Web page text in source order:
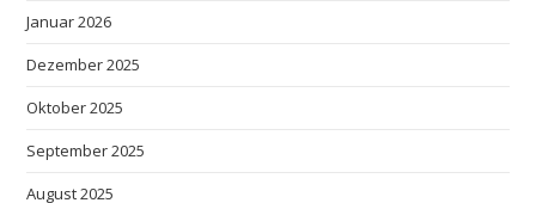
Januar 2026
Dezember 2025
Oktober 2025
September 2025
August 2025